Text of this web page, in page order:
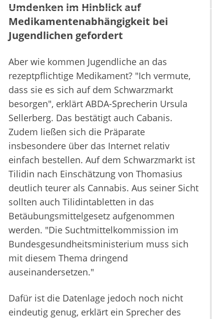
Umdenken im Hinblick auf
Medikamentenabhängigkeit bei
Jugendlichen gefordert
Aber wie kommen Jugendliche an das
rezeptpflichtige Medikament? "Ich vermute,
dass sie es sich auf dem Schwarzmarkt
besorgen", erklärt ABDA-Sprecherin Ursula
Sellerberg. Das bestätigt auch Cabanis.
Zudem ließen sich die Präparate
insbesondere über das Internet relativ
einfach bestellen. Auf dem Schwarzmarkt ist
Tilidin nach Einschätzung von Thomasius
deutlich teurer als Cannabis. Aus seiner Sicht
sollten auch Tilidintabletten in das
Betäubungsmittelgesetz aufgenommen
werden. "Die Suchtmittelkommission im
Bundesgesundheitsministerium muss sich
mit diesem Thema dringend
auseinandersetzen."
Dafür ist die Datenlage jedoch noch nicht
eindeutig genug, erklärt ein Sprecher des